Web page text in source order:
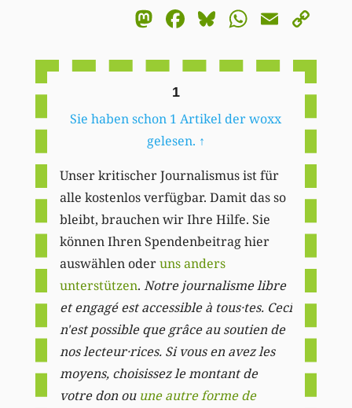
Mastodon
Facebook
BlueskyEmail
1
Sie haben schon 1 Artikel der woxx
gelesen. ↑
Unser kritischer Journalismus ist für
alle kostenlos verfügbar. Damit das so
bleibt, brauchen wir Ihre Hilfe. Sie
können Ihren Spendenbeitrag hier
auswählen oderuns anders
unterstützen. Notre journalisme libre
et engagé est accessible à tous·tes. Ceci
n'est possible que grâce au soutien de
nos lecteur·rices. Si vous en avez les
moyens, choisissez le montant de
votre don ou une autre forme de